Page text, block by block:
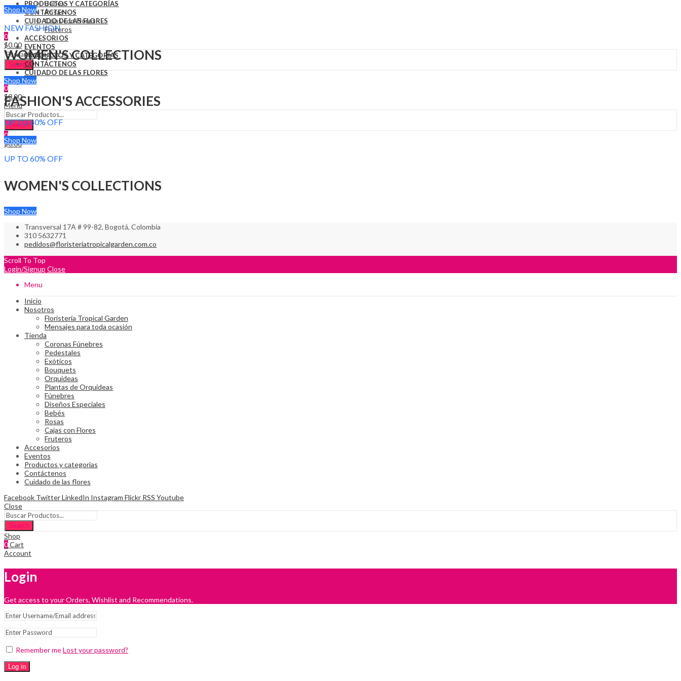
PRODUCTOS Y CATEGORÍAS
CONTÁCTENOS
CUIDADO DE LAS FLORES
0
$0.00
Search
Bebés
Rosas
Cajas con Flores
Fruteros
ACCESORIOS
EVENTOS
PRODUCTOS Y CATEGORÍAS
CONTÁCTENOS
CUIDADO DE LAS FLORES
0
$0.00
Menu
Search
0
$0.00
Shop Now
NEW FASHION
WOMEN'S COLLECTIONS
Shop Now
FASHION'S ACCESSORIES
UP TO 60% OFF
Shop Now
UP TO 60% OFF
WOMEN'S COLLECTIONS
Shop Now
Transversal 17A # 99-82, Bogotá, Colombia
310 5632771
pedidos@floristeriatropicalgarden.com.co
Scroll To Top
Login/Signup Close
Menu
Inicio
Nosotros
Floristería Tropical Garden
Mensajes para toda ocasión
Tienda
Coronas Fúnebres
Pedestales
Exóticos
Bouquets
Orquí­deas
Plantas de Orquideas
Fúnebres
Diseños Especiales
Bebés
Rosas
Cajas con Flores
Fruteros
Accesorios
Eventos
Productos y categorías
Contáctenos
Cuidado de las flores
Facebook TwitterLinkedIn Instagram Flickr RSS Youtube
Close
Search
Shop
0Cart
Account
Login
Get access to your Orders, Wishlist and Recommendations.
Remember meLost your password?
Log in